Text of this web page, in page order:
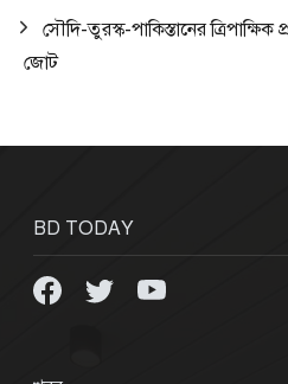
সৌদি-তুরস্ক-পাকিস্তানের
জোট
BD TODAY